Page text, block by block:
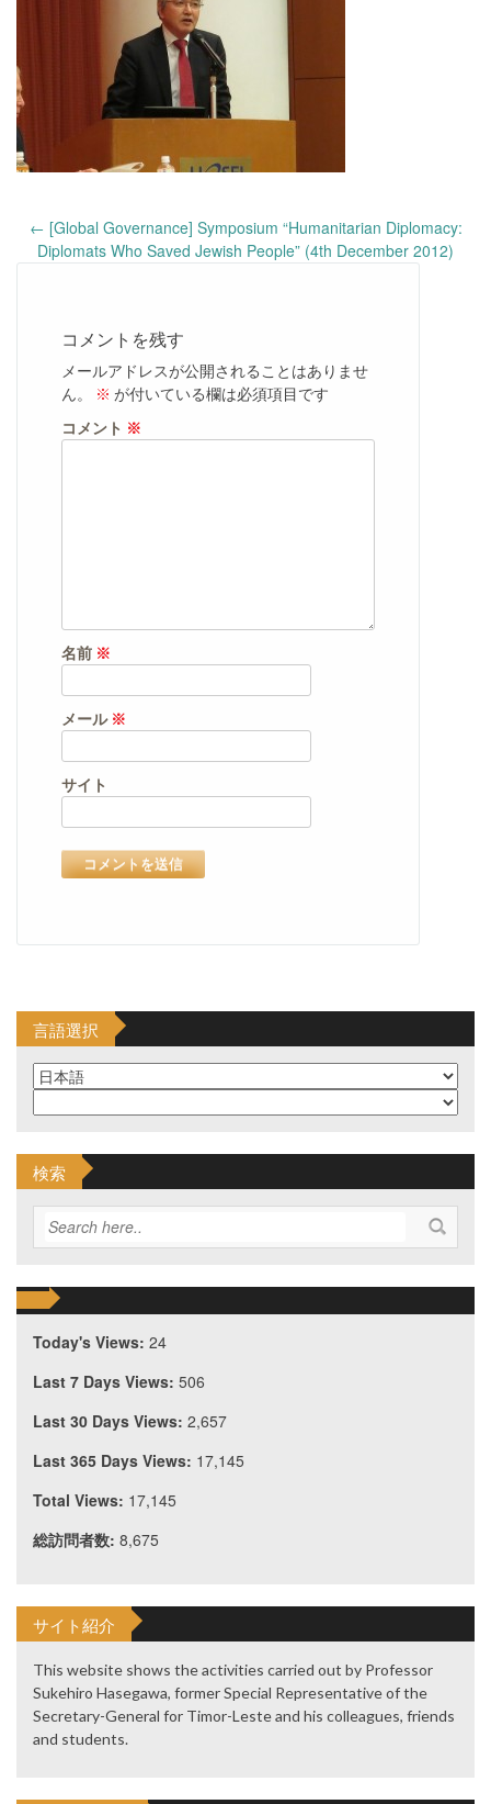
Post
navigation
← [Global Governance] Symposium “Humanitarian Diplomacy:
Diplomats Who Saved Jewish People” (4th December 2012)
コメントを残す
メールアドレスが公開されることはありませ
ん。
※ が付いている欄は必須項目です
コメント ※
名前 ※
メール ※
サイト
言語選択
検索
Today's Views: 24
Last 7 Days Views: 506
Last 30 Days Views: 2,657
Last 365 Days Views: 17,145
Total Views: 17,145
総訪問者数: 8,675
サイト紹介
This website shows the activities carried out by Professor
Sukehiro Hasegawa, former Special Representative of the
Secretary-General for Timor-Leste and his colleagues, friends
and students.